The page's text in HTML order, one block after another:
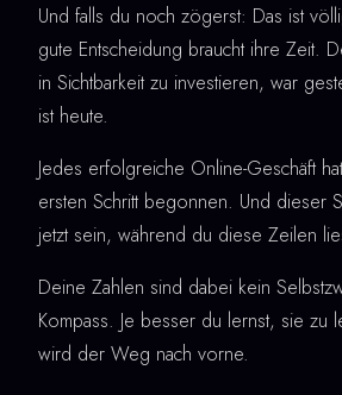
Und falls du noch zögerst: Das ist
gute Entscheidung braucht ihre Zeit.
in Sichtbarkeit zu investieren, war
ist heute.
Jedes erfolgreiche Online-Geschäft
ersten Schritt begonnen. Und dieser
jetzt sein, während du diese Zeilen
Deine Zahlen sind dabei kein
Kompass. Je besser du lernst, sie zu
wird der Weg nach vorne.